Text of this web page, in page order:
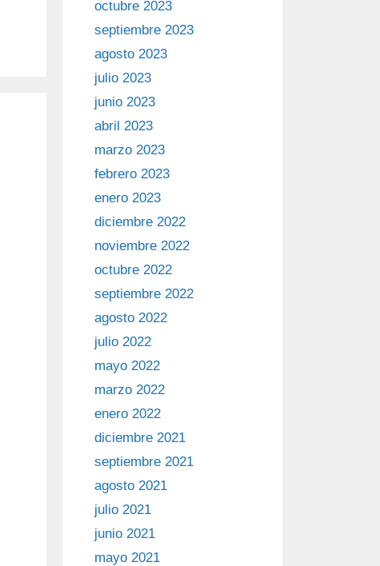
octubre 2023
septiembre 2023
agosto 2023
julio 2023
junio 2023
abril 2023
marzo 2023
febrero 2023
enero 2023
diciembre 2022
noviembre 2022
octubre 2022
septiembre 2022
agosto 2022
julio 2022
mayo 2022
marzo 2022
enero 2022
diciembre 2021
septiembre 2021
agosto 2021
julio 2021
junio 2021
mayo 2021